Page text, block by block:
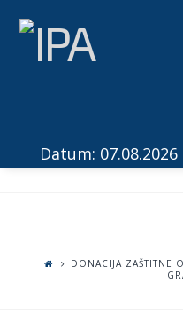
Datum: 07.08.2026
DONACIJA ZAŠTITNE